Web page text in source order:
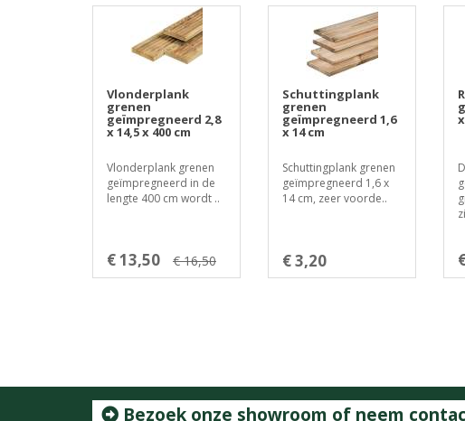
Vlonderplank
grenen
geïmpregneerd 2,8
x 14,5 x 400 cm
Vlonderplank grenen
geïmpregneerd in de
lengte 400 cm wordt ..
€ 13,50 € 16,50
Schuttingplank
grenen
geïmpregneerd 1,6
x 14 cm
Schuttingplank grenen
geïmpregneerd 1,6 x
14 cm, zeer voorde..
€ 3,20
Bezoek onze showroom of neem